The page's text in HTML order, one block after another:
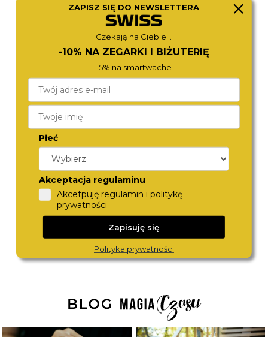
MICHAEL KORS ROAMER
ROAMER
548845 41 15 50
1 490,-
548845 41 55 50
ZAPISZ SIĘ DO NEWSLETTERA
Czekają na Ciebie...
-10% NA ZEGARKI I BIŻUTERIĘ
-5% na smartwache
Płeć
Akceptacja regulaminu
Akcetpuję regulamin i politykę
prywatności
Zapisuję się
Polityka prywatności